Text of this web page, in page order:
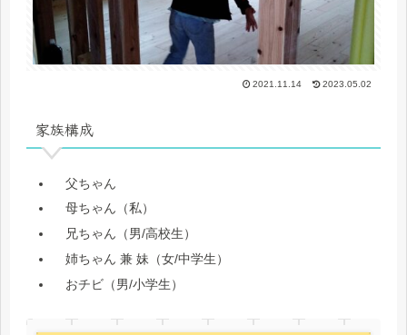
2021.11.14 2023.05.02
家族構成
父ちゃん
母ちゃん（私）
兄ちゃん（男/高校生）
姉ちゃん 兼 妹（女/中学生）
おチビ（男/小学生）